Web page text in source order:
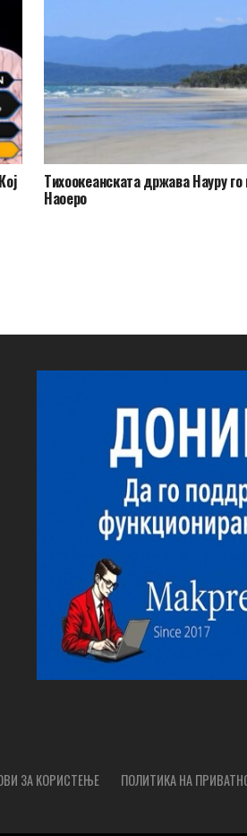
Тихоокеанската држава Науру
Наоеро
ЗА КОРИСТЕЊЕ ПОЛИТИКА НА